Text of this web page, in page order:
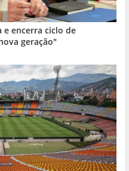
encerra ciclo de
geração"